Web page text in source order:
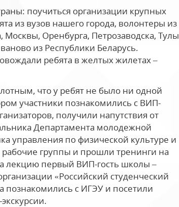
поучиться организации крупных
из вузов нашего города, волонтеры из
Оренбурга, Петрозаводска, Тулы
из Республики Беларусь.
ребята в желтых жилетах –
что у ребят не было ни одной
участники познакомились с ВИП-
получили напутствия от
Департамента молодежной
управления по физической культуре и
группы и прошли тренинги на
лекцию первый ВИП-гость школы –
«Российский студенческий
познакомились с ИГЭУ и посетили